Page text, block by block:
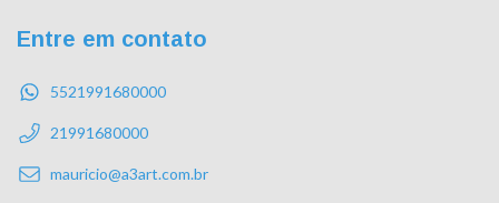
Entre em contato
5521991680000
21991680000
mauricio@a3art.com.br